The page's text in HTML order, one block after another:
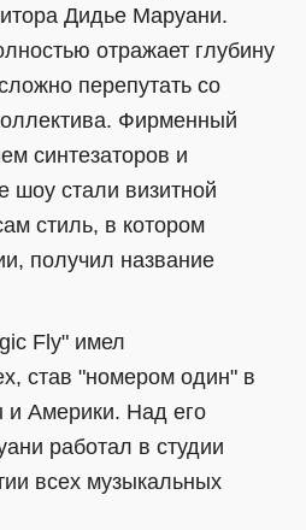
Дидье Маруани.
отражает глубину
перепутать со
Фирменный
синтезаторов и
шоу стали визитной
стиль, в котором
получил название
Fly" имел
став "номером один" в
и Америки. Над его
работал в студии
всех музыкальных